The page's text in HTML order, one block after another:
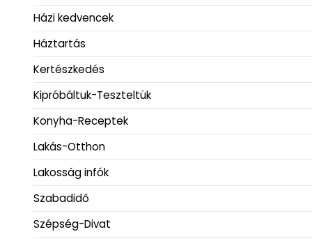
Házi kedvencek
Háztartás
Kertészkedés
Kipróbáltuk-Teszteltük
Konyha-Receptek
Lakás-Otthon
Lakosság infók
Szabadidő
Szépség-Divat